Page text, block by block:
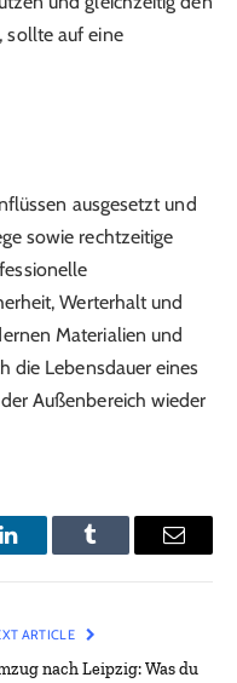
sollte auf eine
ausgesetzt und
sowie rechtzeitige
Werterhalt und
Materialien und
die Lebensdauer eines
Außenbereich wieder
LinkedInTumblr Email
ARTICLE
nach Leipzig: Was du